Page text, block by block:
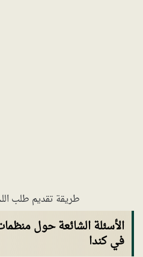
طريقة تقديم طلب
الأسئلة الشائعة حول
في كندا